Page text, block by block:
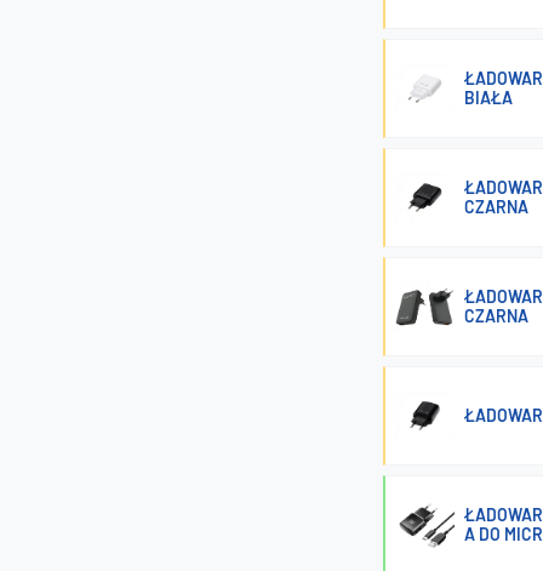
BIAŁA
CZARNA
CZARNA
A DO